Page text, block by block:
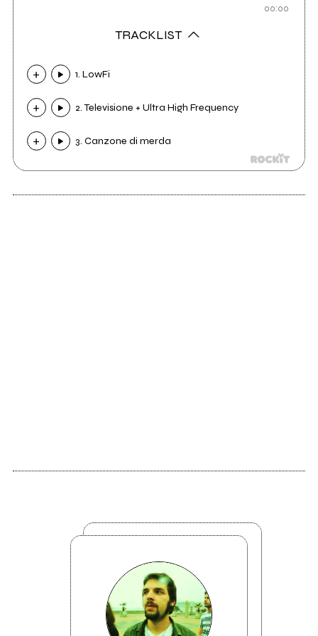
00:00
TRACKLIST
1. LowFi
2. Televisione + Ultra High Frequency
3. Canzone di merda